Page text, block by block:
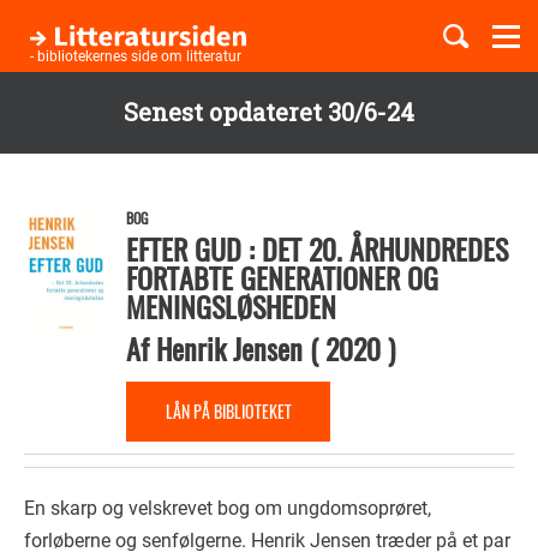
Senest opdateret 30/6-24
- bibliotekernes side om litteratur
Børnebøger
BOG
EFTER GUD : DET 20. ÅRHUNDREDES
FORTABTE GENERATIONER OG
MENINGSLØSHEDEN
AfHenrik Jensen(2020)
LÅN PÅ BIBLIOTEKET
En skarp og velskrevet bog om ungdomsoprøret,
forløberne og senfølgerne. Henrik Jensen træder på et par